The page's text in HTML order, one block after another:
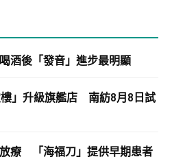
酒後「發音」進步最明顯
」升級旗艦店 南紡8月8日試
療 「海福刀」提供早期患者